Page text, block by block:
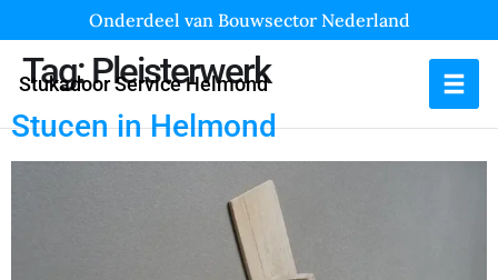
Onderdeel van Bouwsector Nederland
Stukadoor Service Helmond
Tag:Pleisterwerk
Stucen in Helmond